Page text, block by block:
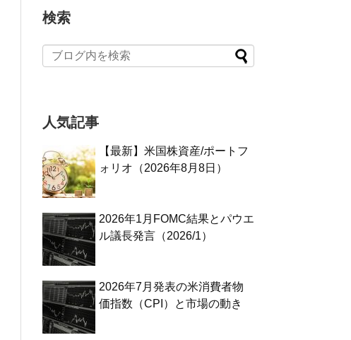
検索
人気記事
【最新】米国株資産/ポートフ
ォリオ（2026年8月8日）
2026年1月FOMC結果とパウエ
ル議長発言（2026/1）
2026年7月発表の米消費者物
価指数（CPI）と市場の動き